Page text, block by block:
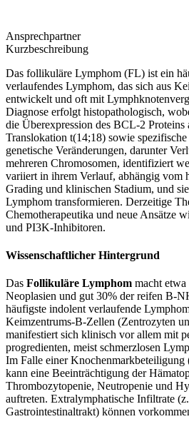
Ansprechpartner
Kurzbeschreibung
Das follikuläre Lymphom (FL) ist ein
verlaufendes Lymphom, das sich aus
entwickelt und oft mit
Diagnose erfolgt histopathologisch,
die Überexpression des BCL-2 Proteins
Translokation t(14;18) sowie
genetische Veränderungen, darunter
mehreren Chromosomen, identifiziert
variiert in ihrem Verlauf, abhängig vom
Grading und klinischen Stadium, und
Lymphom transformieren. Derzeitige
Chemotherapeutika und neue Ansätze
und PI3K-Inhibitoren.
Wissenschaftlicher Hintergrund
Das Follikuläre Lymphom macht
Neoplasien und gut 30% der reifen B-
häufigste indolent verlaufende
Keimzentrums-B-Zellen (Zentrozyten
manifestiert sich klinisch vor allem mit
progredienten, meist schmerzlosen
Im Falle einer Knochenmarkbeteiligung
kann eine Beeinträchtigung der
Thrombozytopenie, Neutropenie und
auftreten. Extralymphatische Infiltrate
Gastrointestinaltrakt) können